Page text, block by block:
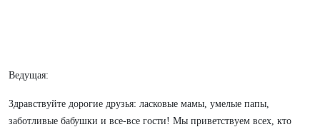
Ведущая:
Здравствуйте дорогие друзья: ласковые мамы, умелые папы,
заботливые бабушки и все-все гости! Мы приветствуем всех, кто